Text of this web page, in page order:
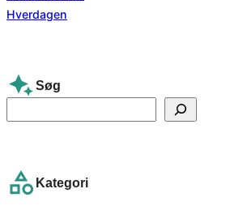
Søg
e
c
Kategori